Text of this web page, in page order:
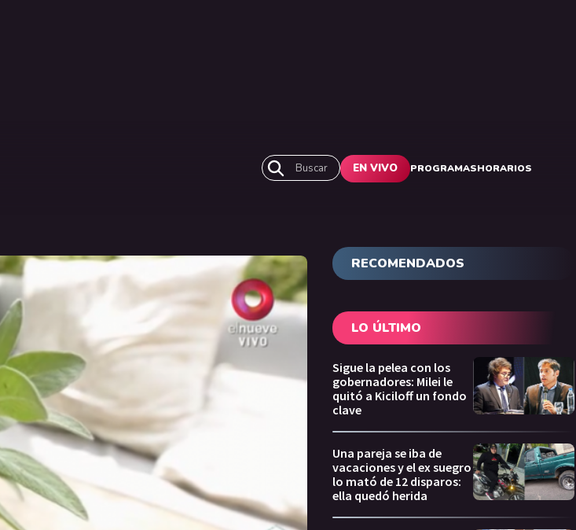
Buscar EN VIVO PROGRAMASHORARIOS
RECOMENDADOS
LO ÚLTIMO
Sigue la pelea con los
gobernadores: Milei le
quitó a Kiciloff un fondo
clave
Una pareja se iba de
vacaciones y el ex suegro
lo mató de 12 disparos:
ella quedó herida